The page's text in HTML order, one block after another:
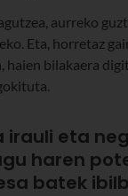
aurreko
Eta, horretaz
bilakaera
irauli eta
haren
batek